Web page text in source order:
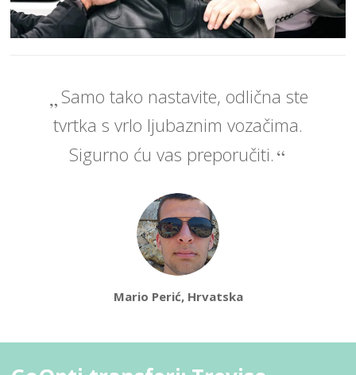
Samo tako nastavite, odlična ste
tvrtka s vrlo ljubaznim vozačima.
Sigurno ću vas preporučiti.
Mario Perić, Hrvatska